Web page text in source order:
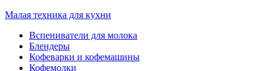
Малая техника для кухни
Вспениватели для молока
Блендеры
Кофеварки и кофемашины
Кофемолки